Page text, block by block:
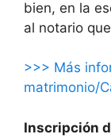
bien, en la
al notario
>>> Más
matrimonio/
Inscripción